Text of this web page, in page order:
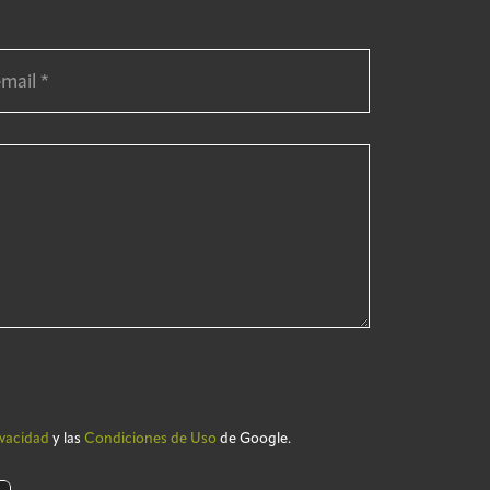
y las Condiciones de Uso de Google.